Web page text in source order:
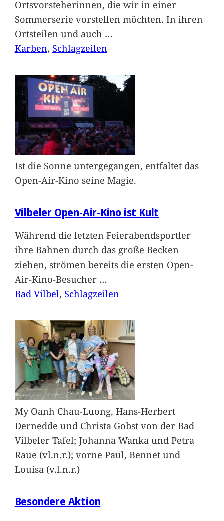
Ortsvorsteherinnen, die wir in einer
Sommerserie vorstellen möchten. In ihren
Ortsteilen und auch …
Karben, Schlagzeilen
Ist die Sonne untergegangen, entfaltet das
Open-Air-Kino seine Magie.
Vilbeler Open-Air-Kino ist Kult
Während die letzten Feierabendsportler
ihre Bahnen durch das große Becken
ziehen, strömen bereits die ersten Open-
Air-Kino-Besucher …
Bad Vilbel, Schlagzeilen
My Oanh Chau-Luong, Hans-Herbert
Dernedde und Christa Gobst von der Bad
Vilbeler Tafel; Johanna Wanka und Petra
Raue (vl.n.r.); vorne Paul, Bennet und
Louisa (v.l.n.r.)
Besondere Aktion